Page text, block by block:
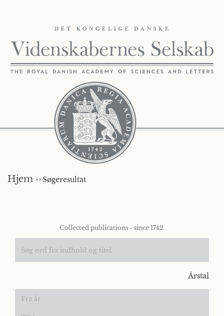
Hjem ››Søgeresultat
Collected publications - since 1742.
Årstal